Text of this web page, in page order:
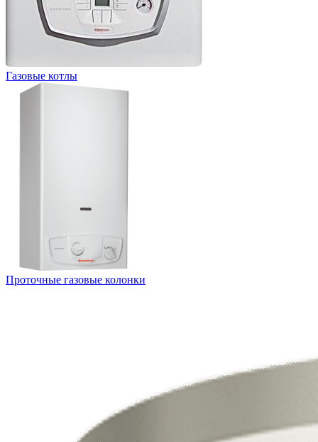
Газовые котлы
Проточные газовые колонки